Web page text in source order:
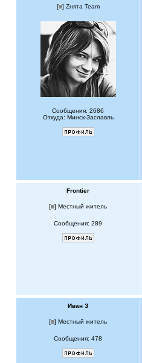
[ ] Zнята Team
Сообщения: 2686
Откуда: Минск-Заславль
Frontier
[ ] Местный житель
Сообщения: 289
Иван З
[ ] Местный житель
Сообщения: 478